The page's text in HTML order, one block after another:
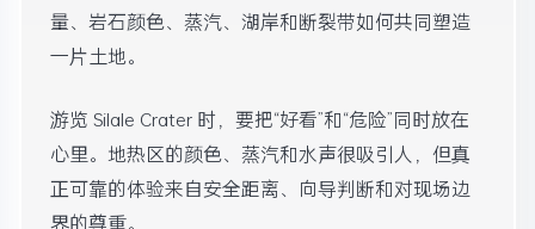
量、岩石颜色、蒸汽、湖岸和断裂带如何共同塑造
一片土地。
游览 Silale Crater 时，要把“好看”和“危险”同时放在
心里。地热区的颜色、蒸汽和水声很吸引人，但真
正可靠的体验来自安全距离、向导判断和对现场边
界的尊重。